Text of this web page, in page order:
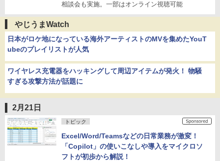
相談会も実施。一部はオンライン視聴可能
やじうまWatch
日本がロケ地になっている海外アーティストのMVを集めたYouT
ubeのプレイリストが人気
ワイヤレス充電器をハッキングして周辺アイテムが発火！ 物騒
すぎる攻撃方法が話題に
2月21日
トピック
Excel/Word/Teamsなどの日常業務が激変！
「Copilot」の使いこなしや導入をマイクロソ
フトが初歩から解説！